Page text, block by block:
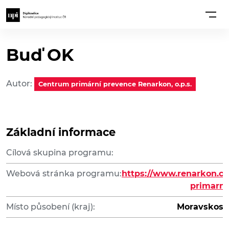
Buď OK
Autor: Centrum primární prevence Renarkon, o.p.s.
Základní informace
Cílová skupina programu:
Webová stránka programu: https://
Místo působení (kraj):